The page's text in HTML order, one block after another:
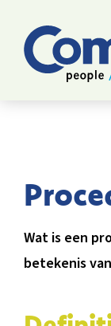
naar
inhoud
Wat is een
betekenis